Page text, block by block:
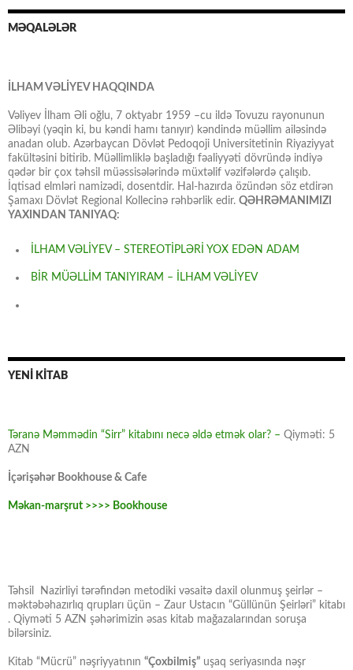
MƏQALƏLƏR
İLHAM VƏLİYEV HAQQINDA
Vəliyev İlham Əli oğlu, 7 oktyabr 1959 –cu ildə Tovuzu rayonunun
Əlibəyi (yəqin ki, bu kəndi hamı tanıyır) kəndində müəllim ailəsində
anadan olub. Azərbaycan Dövlət Pedoqoji Universitetinin Riyaziyyat
fakültəsini bitirib. Müəllimliklə başladığı fəaliyyəti dövründə indiyə
qədər bir çox təhsil müəssisələrində müxtəlif vəzifələrdə çalışıb.
İqtisad elmləri namizədi, dosentdir. Hal-hazırda özündən söz etdirən
Şamaxı Dövlət Regional Kollecinə rəhbərlik edir. QƏHRƏMANIMIZI
YAXINDAN TANIYAQ:
İLHAM VƏLİYEV – STEREOTİPLƏRİ YOX EDƏN ADAM
BİR MÜƏLLİM TANIYIRAM – İLHAM VƏLİYEV
YENİ KİTAB
Təranə Məmmədin “Sirr” kitabını necə əldə etmək olar? – Qiyməti: 5
AZN
İçərişəhər Bookhouse & Cafe
Məkan-marşrut >>>> Bookhouse
Təhsil Nazirliyi tərəfindən metodiki vəsaitə daxil olunmuş şeirlər –
məktəbəhazırlıq qrupları üçün – Zaur Ustacın “Güllünün Şeirləri” kitabı
. Qiyməti 5 AZN şəhərimizin əsas kitab mağazalarından soruşa
bilərsiniz.
Kitab “Mücrü” nəşriyyatının “Çoxbilmiş” uşaq seriyasında nəşr